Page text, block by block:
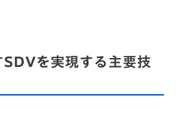
を実現する主要技